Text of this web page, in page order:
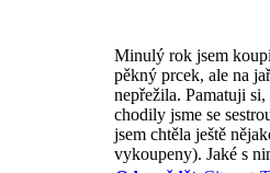
Minulý rok jsem
pěkný prcek, ale na
nepřežila. Pamatuji
chodily jsme se
jsem chtěla ještě
vykoupeny). Jaké s